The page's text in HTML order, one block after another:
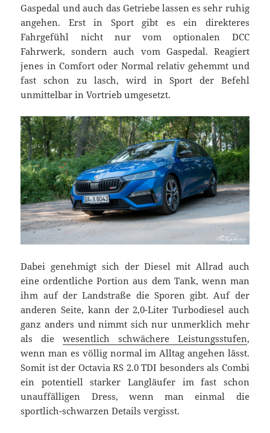
Gaspedal und auch das Getriebe lassen es sehr ruhig
angehen. Erst in Sport gibt es ein direkteres
Fahrgefühl nicht nur vom optionalen DCC
Fahrwerk, sondern auch vom Gaspedal. Reagiert
jenes in Comfort oder Normal relativ gehemmt und
fast schon zu lasch, wird in Sport der Befehl
unmittelbar in Vortrieb umgesetzt.
Dabei genehmigt sich der Diesel mit Allrad auch
eine ordentliche Portion aus dem Tank, wenn man
ihm auf der Landstraße die Sporen gibt. Auf der
anderen Seite, kann der 2,0-Liter Turbodiesel auch
ganz anders und nimmt sich nur unmerklich mehr
als die wesentlich schwächere Leistungsstufen,
wenn man es völlig normal im Alltag angehen lässt.
Somit ist der Octavia RS 2.0 TDI besonders als Combi
ein potentiell starker Langläufer im fast schon
unauffälligen Dress, wenn man einmal die
sportlich-schwarzen Details vergisst.